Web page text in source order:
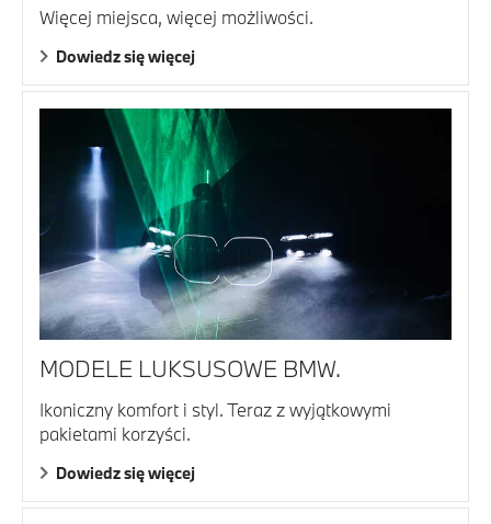
Więcej miejsca, więcej możliwości.
Dowiedz się więcej
MODELE LUKSUSOWE BMW.
Ikoniczny komfort i styl. Teraz z wyjątkowymi
pakietami korzyści.
Dowiedz się więcej